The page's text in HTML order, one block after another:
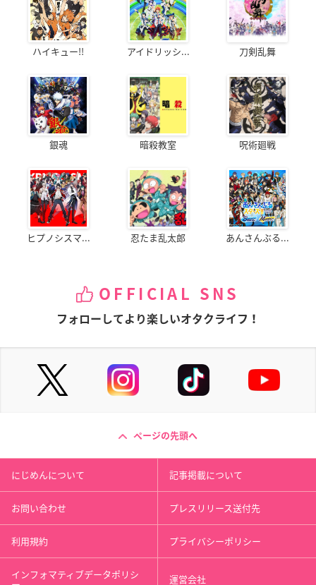
ハイキュー!! アイドリッシ... 刀剣乱舞
銀魂 暗殺教室 呪術廻戦
ヒプノシスマ... 忍たま乱太郎 あんさんぶる...
OFFICIAL SNS
フォローしてより楽しいオタクライフ！
ページの先頭へ
にじめんについて 記事掲載について
お問い合わせ プレスリリース送付先
利用規約 プライバシーポリシー
インフォマティブデータポリシ 運営会社